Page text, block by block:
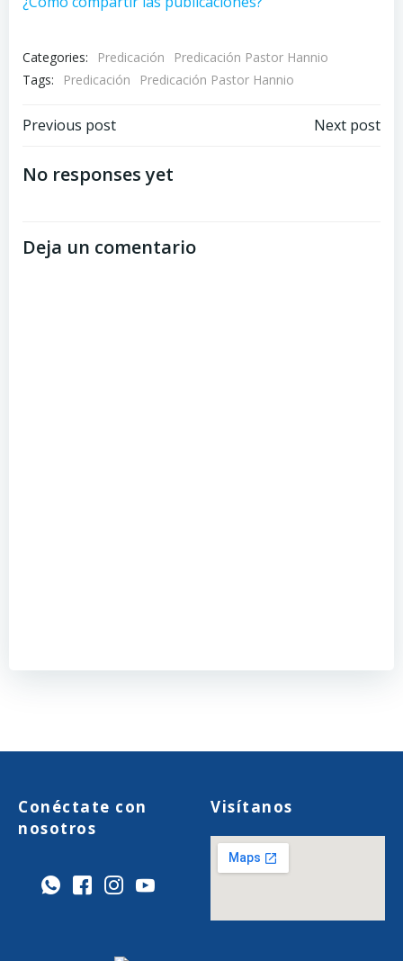
Categories: Predicación
Predicación Pastor Hannio
Tags:
Predicación Predicación Pastor Hannio
Previous post Next post
No responses yet
Deja un comentario
Conéctate con
nosotros
Visítanos